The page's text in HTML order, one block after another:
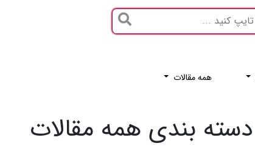
همه مقالات
دسته بندی همه مقالات